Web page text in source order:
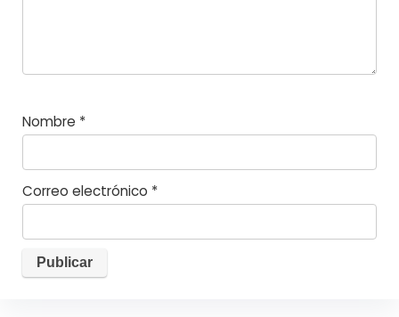
Nombre *
Correo electrónico *